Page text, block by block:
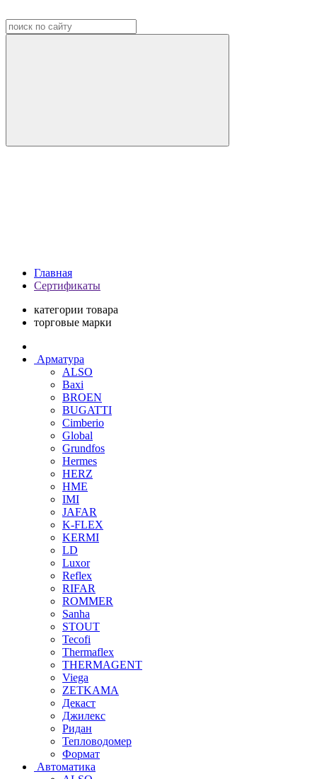
Главная
Сертификаты
категории товара
торговые марки
Арматура
ALSO
Baxi
BROEN
BUGATTI
Cimberio
Global
Grundfos
Hermes
HERZ
HME
IMI
JAFAR
K-FLEX
KERMI
LD
Luxor
Reflex
RIFAR
ROMMER
Sanha
STOUT
Tecofi
Thermaflex
THERMAGENT
Viega
ZETKAMA
Декаст
Джилекс
Ридан
Тепловодомер
Формат
Автоматика